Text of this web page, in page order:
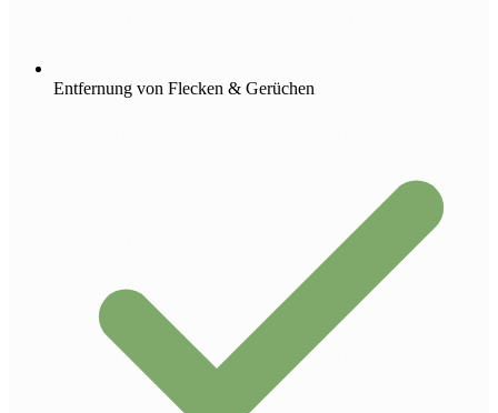
Entfernung von Flecken & Gerüchen